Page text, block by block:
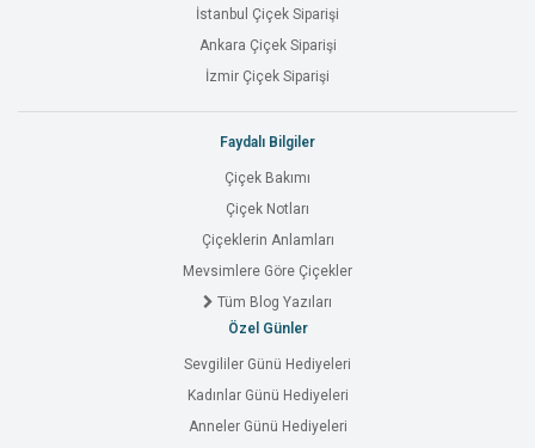
İstanbul Çiçek Siparişi
Ankara Çiçek Siparişi
İzmir Çiçek Siparişi
Faydalı Bilgiler
Çiçek Bakımı
Çiçek Notları
Çiçeklerin Anlamları
Mevsimlere Göre Çiçekler
Tüm Blog Yazıları
Özel Günler
Sevgililer Günü Hediyeleri
Kadınlar Günü Hediyeleri
Anneler Günü Hediyeleri